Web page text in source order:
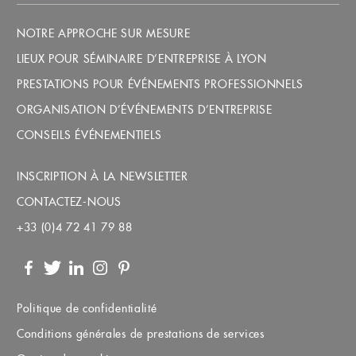
NOTRE APPROCHE SUR MESURE
LIEUX POUR SÉMINAIRE D’ENTREPRISE À LYON
PRESTATIONS POUR ÉVÉNEMENTS PROFESSIONNELS
ORGANISATION D’ÉVÉNEMENTS D’ENTREPRISE
CONSEILS ÉVÉNEMENTIELS
INSCRIPTION À LA NEWSLETTER
CONTACTEZ-NOUS
+33 (0)4 72 41 79 88
Politique de confidentialité
Conditions générales de prestations de services